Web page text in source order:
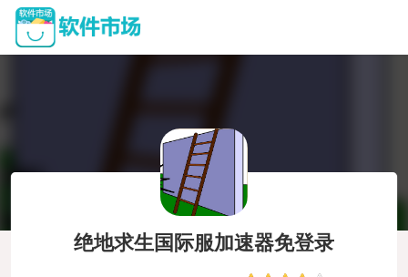
绝地求生国际服加速器免登录